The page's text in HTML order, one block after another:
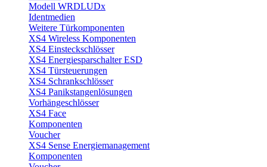
Modell WRDLUDx
Identmedien
Weitere Türkomponenten
XS4 Wireless Komponenten
XS4 Einsteckschlösser
XS4 Energiesparschalter ESD
XS4 Türsteuerungen
XS4 Schrankschlösser
XS4 Panikstangenlösungen
Vorhängeschlösser
XS4 Face
Komponenten
Voucher
XS4 Sense Energiemanagement
Komponenten